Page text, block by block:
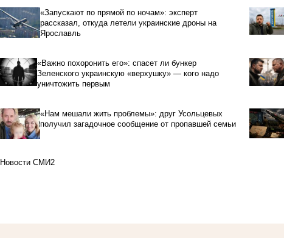
«Запускают по прямой по ночам»: эксперт
рассказал, откуда летели украинские дроны на
Ярославль
«Важно похоронить его»: спасет ли бункер
Зеленского украинскую «верхушку» — кого надо
уничтожить первым
«Нам мешали жить проблемы»: друг Усольцевых
получил загадочное сообщение от пропавшей семьи
Новости СМИ2